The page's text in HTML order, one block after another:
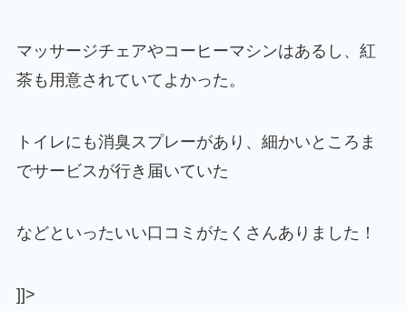
マッサージチェアやコーヒーマシンはあるし、紅
茶も用意されていてよかった。
トイレにも消臭スプレーがあり、細かいところま
でサービスが行き届いていた
などといったいい口コミがたくさんありました！
]]>